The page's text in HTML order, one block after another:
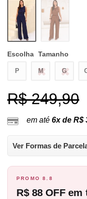
Escolha Tamanho
P M G
R$ 249,90
em até 6x de R$
Ver Formas de
PROMO 8.8
R$ 88 OFF